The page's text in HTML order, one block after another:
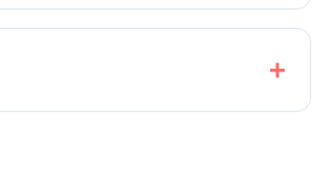
+